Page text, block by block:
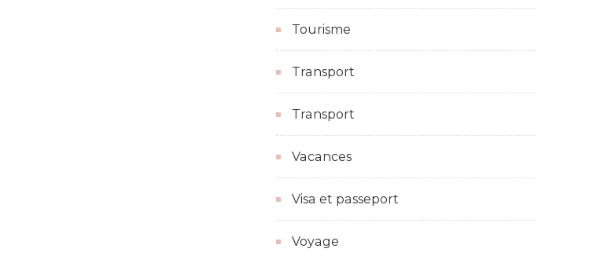
Tourisme
Transport
Transport
Vacances
Visa et passeport
Voyage